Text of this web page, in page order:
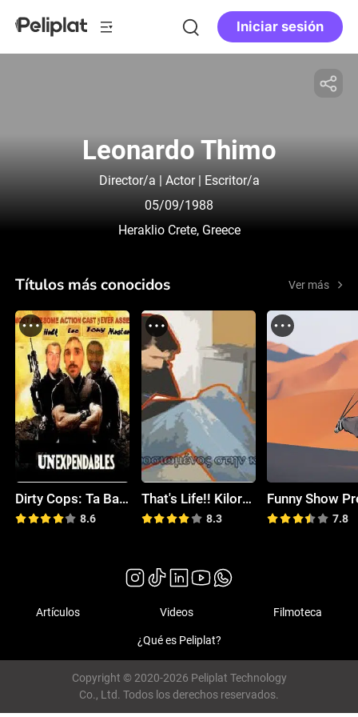
Iniciar sesión
Leonardo Thimo
Director/a | Actor | Escritor/a
05/09/1988
Heraklio Crete, Greece
Títulos más conocidos Ver más
Dirty Cops: Ta Batsonia: A Greek Novel About Crisis
8.6
That's Life!! Kilorenzos $mith in Talks...
8.3 7.8
Artículos Videos Filmoteca
¿Qué es Peliplat?
Copyright © 2020-2026 Peliplat Technology
Co., Ltd. Todos los derechos reservados.